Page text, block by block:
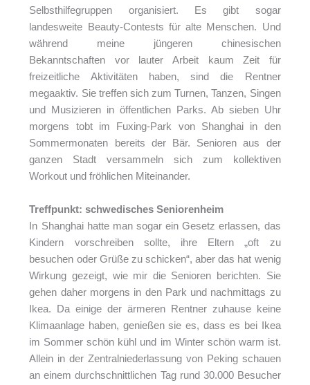
Selbsthilfegruppen organisiert. Es gibt sogar
landesweite Beauty-Contests für alte Menschen. Und
während meine jüngeren chinesischen
Bekanntschaften vor lauter Arbeit kaum Zeit für
freizeitliche Aktivitäten haben, sind die Rentner
megaaktiv. Sie treffen sich zum Turnen, Tanzen, Singen
und Musizieren in öffentlichen Parks. Ab sieben Uhr
morgens tobt im Fuxing-Park von Shanghai in den
Sommermonaten bereits der Bär. Senioren aus der
ganzen Stadt versammeln sich zum kollektiven
Workout und fröhlichen Miteinander.
Treffpunkt: schwedisches Seniorenheim
In Shanghai hatte man sogar ein Gesetz erlassen, das
Kindern vorschreiben sollte, ihre Eltern „oft zu
besuchen oder Grüße zu schicken“, aber das hat wenig
Wirkung gezeigt, wie mir die Senioren berichten. Sie
gehen daher morgens in den Park und nachmittags zu
Ikea. Da einige der ärmeren Rentner zuhause keine
Klimaanlage haben, genießen sie es, dass es bei Ikea
im Sommer schön kühl und im Winter schön warm ist.
Allein in der Zentralniederlassung von Peking schauen
an einem durchschnittlichen Tag rund 30.000 Besucher